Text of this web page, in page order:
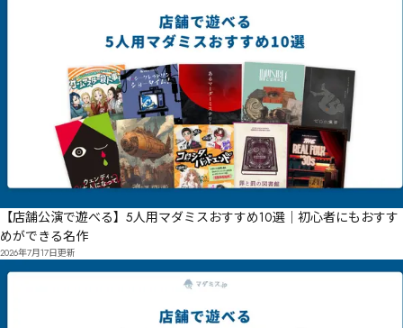
【店舗公演で遊べる】5人用マダミスおすすめ10選｜初心者にもおすす
めができる名作
2026年7月17日更新